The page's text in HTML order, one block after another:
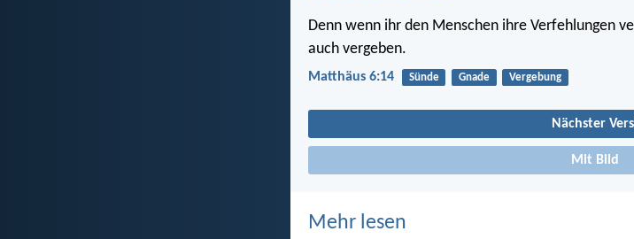
Denn wenn ihr den Menschen ihre Verfehlungen
auch vergeben.
Matthäus 6:14 Sünde Gnade Vergebung
Nächster
Mit Bild
Mehr lesen